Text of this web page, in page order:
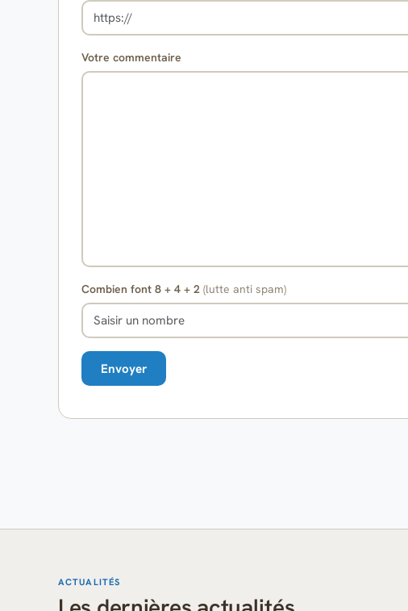
Votre commentaire
Combien font 8 + 4 + 2 (lutte anti spam)
ACTUALITÉS